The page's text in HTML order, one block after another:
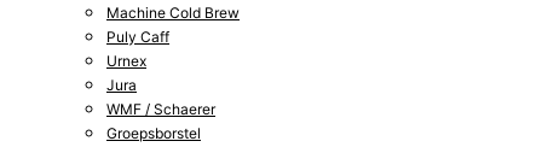
Machine Cold Brew
Puly Caff
Urnex
Jura
WMF / Schaerer
Groepsborstel